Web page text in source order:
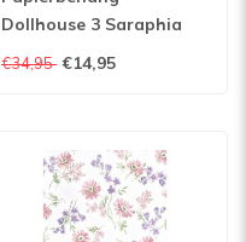
Dollhouse 3 Saraphia
Rose beige - 22122
€34,95 €14,95